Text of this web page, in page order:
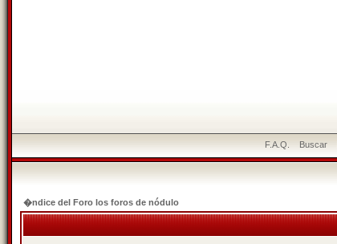
F.A.Q. Buscar
�ndice del Foro los foros de nódulo